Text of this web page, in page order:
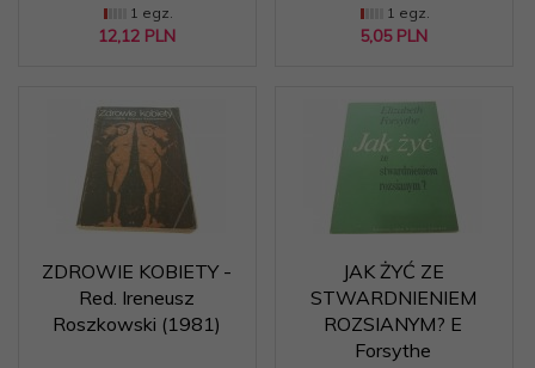
1 egz.
12,12 PLN
1 egz.
5,05 PLN
ZDROWIE KOBIETY -
Red. Ireneusz
Roszkowski (1981)
JAK ŻYĆ ZE
STWARDNIENIEM
ROZSIANYM? E
Forsythe